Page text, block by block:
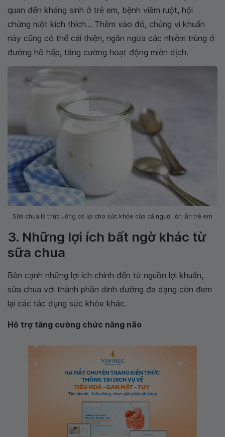
quan đến kháng sinh ở trẻ em, bệnh viêm ruột, hội
chứng ruột kích thích... Thêm vào đó, chủng vi khuẩn
này cũng có thể cải thiện, ngăn ngừa các nhiễm trùng ở
đường hô hấp, tăng cường hoạt động miễn dịch.
Sữa chua là thức uống có lợi cho sức khỏe của cả người lớn lẫn trẻ em
3. Những lợi ích bất ngờ khác từ
sữa chua
Bên cạnh những lợi ích chính đến từ nguồn lợi khuẩn,
sữa chua với thành phần dinh dưỡng đa dạng còn đem
lại các tác dụng sức khỏe khác.
Hỗ trợ tăng cường chức năng não